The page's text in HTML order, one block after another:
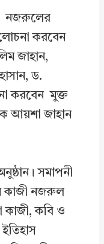
নজরুলের
করবেন
জাহান,
ড.
করবেন মুক্ত
আয়শা জাহান
সমাপনী
কাজী নজরুল
কাজী, কবি ও